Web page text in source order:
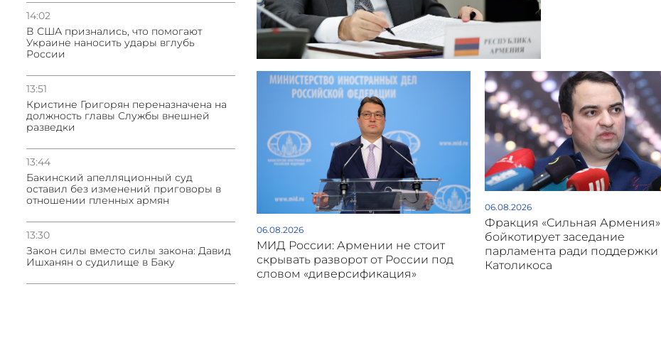
14:02
В США признались, что помогают
Украине наносить удары вглубь
России
13:51
Кристине Григорян переназначена на
должность главы Службы внешней
разведки
13:44
Бакинский апелляционный суд
оставил без изменений приговоры в
отношении пленных армян
13:30
Закон силы вместо силы закона: Давид
Ишханян о судилище в Баку
06.08.2026
МИД России: Армении не стоит
скрывать разворот от России под
словом «диверсификация»
06.08.2026
Фракция «Сильная Армения»
бойкотирует заседание
парламента ради поддержки
Католикоса